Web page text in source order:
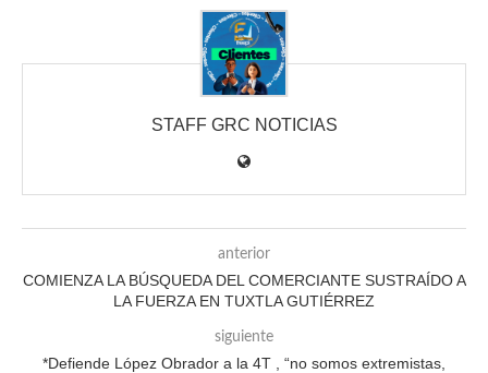
STAFF GRC NOTICIAS
anterior
COMIENZA LA BÚSQUEDA DEL COMERCIANTE SUSTRAÍDO A
LA FUERZA EN TUXTLA GUTIÉRREZ
siguiente
*Defiende López Obrador a la 4T , “no somos extremistas,